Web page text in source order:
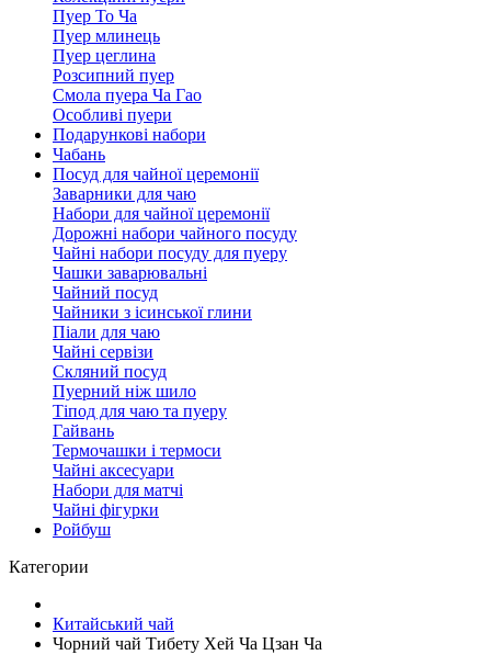
Пуер То Ча
Пуер млинець
Пуер цеглина
Розсипний пуер
Смола пуера Ча Гао
Особливі пуери
Подарункові набори
Чабань
Посуд для чайної церемонії
Заварники для чаю
Набори для чайної церемонії
Дорожні набори чайного посуду
Чайні набори посуду для пуеру
Чашки заварювальні
Чайний посуд
Чайники з ісинської глини
Піали для чаю
Чайні сервізи
Скляний посуд
Пуерний ніж шило
Тіпод для чаю та пуеру
Гайвань
Термочашки і термоси
Чайні аксесуари
Набори для матчі
Чайні фігурки
Ройбуш
Категории
Китайський чай
Чорний чай Тибету Хей Ча Цзан Ча